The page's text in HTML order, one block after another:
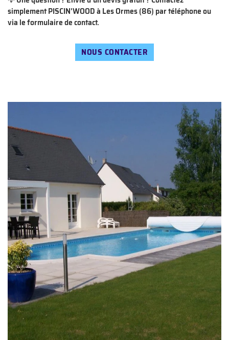
simplement PISCIN'WOOD à Les Ormes (86) par téléphone ou
via le formulaire de contact.
NOUS CONTACTER